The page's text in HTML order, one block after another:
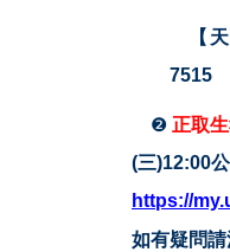
【
7515
❷ 正取
(三)12:00
https://
如有疑問